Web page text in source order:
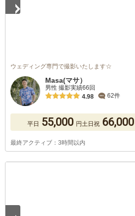
ウェディング専門で撮影いたします☆
Masa(マサ）
男性 撮影実績66回
4.98
62件
平日 55,000 円土日祝 66,000
最終アクティブ：3時間以内